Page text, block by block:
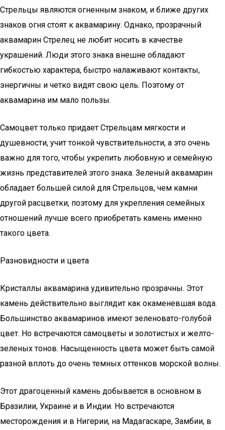
Стрельцы являются огненным знаком, и ближе других
знаков огня стоят к аквамарину. Однако, прозрачный
аквамарин Стрелец не любит носить в качестве
украшений. Люди этого знака внешне обладают
гибкостью характера, быстро налаживают контакты,
энергичны и четко видят свою цель. Поэтому от
аквамарина им мало пользы.
Самоцвет только придает Стрельцам мягкости и
душевности, учит тонкой чувствительности, а это очень
важно для того, чтобы укрепить любовную и семейную
жизнь представителей этого знака. Зеленый аквамарин
обладает большей силой для Стрельцов, чем камни
другой расцветки, поэтому для укрепления семейных
отношений лучше всего приобретать камень именно
такого цвета.
Разновидности и цвета
Кристаллы аквамарина удивительно прозрачны. Этот
камень действительно выглядит как окаменевшая вода.
Большинство аквамаринов имеют зеленовато-голубой
цвет. Но встречаются самоцветы и золотистых и желто-
зеленых тонов. Насыщенность цвета может быть самой
разной вплоть до очень темных оттенков морской волны.
Этот драгоценный камень добывается в основном в
Бразилии, Украине и в Индии. Но встречаются
месторождения и в Нигерии, на Мадагаскаре, Замбии, в